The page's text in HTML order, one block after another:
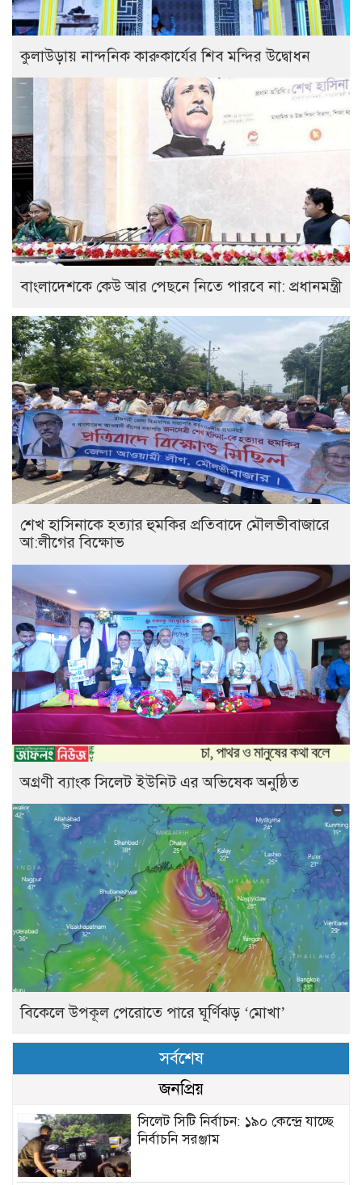
কুলাউড়ায় নান্দনিক কারুকার্যের শিব মন্দির উদ্বোধন
বাংলাদেশকে কেউ আর পেছনে নিতে পারবে না: প্রধানমন্ত্রী
শেখ হাসিনাকে হত্যার হুমকির প্রতিবাদে মৌলভীবাজারে
আ:লীগের বিক্ষোভ
অগ্রণী ব্যাংক সিলেট ইউনিট এর অভিষেক অনুষ্ঠিত
বিকেলে উপকূল পেরোতে পারে ঘূর্ণিঝড় ‘মোখা’
সর্বশেষ
জনপ্রিয়
সিলেট সিটি নির্বাচন: ১৯০ কেন্দ্রে যাচ্ছে
নির্বাচনি সরঞ্জাম